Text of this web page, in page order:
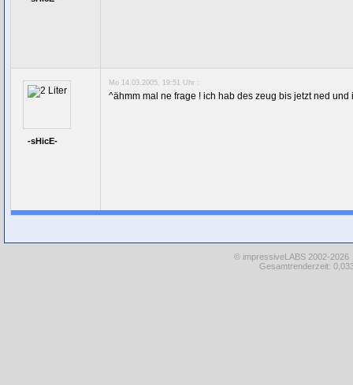
-sHicE-
Mo 14.03.2005, 19:51 Uhr :
^ähmm mal ne frage ! ich hab des zeug bis jetzt ned
© impressiveLABS 2002-
Gesamtrenderzeit: